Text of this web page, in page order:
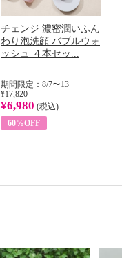
チェンジ 濃密潤いふん
わり泡洗顔 バブルウォ
ッシュ ４本セッ...
期間限定：8/7〜13
¥17,820
¥6,980 (税込)
60%OFF